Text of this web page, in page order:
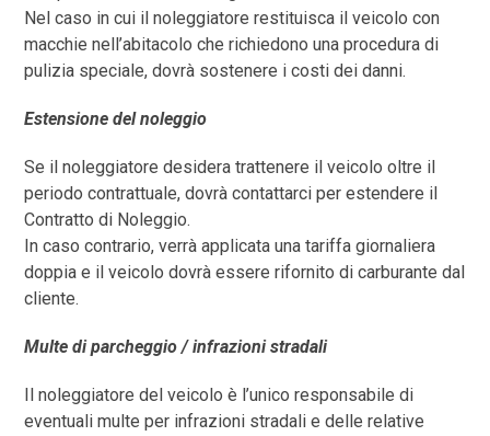
Nel caso in cui il noleggiatore restituisca il veicolo con
macchie nell’abitacolo che richiedono una procedura di
pulizia speciale, dovrà sostenere i costi dei danni.
Estensione del noleggio
Se il noleggiatore desidera trattenere il veicolo oltre il
periodo contrattuale, dovrà contattarci per estendere il
Contratto di Noleggio.
In caso contrario, verrà applicata una tariffa giornaliera
doppia e il veicolo dovrà essere rifornito di carburante dal
cliente.
Multe di parcheggio / infrazioni stradali
Il noleggiatore del veicolo è l’unico responsabile di
eventuali multe per infrazioni stradali e delle relative